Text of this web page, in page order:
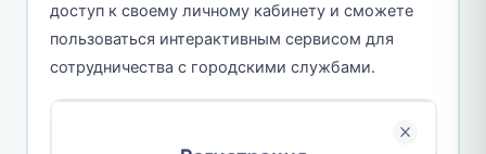
доступ к своему личному кабинету и сможете
пользоваться интерактивным сервисом для
сотрудничества с городскими службами.